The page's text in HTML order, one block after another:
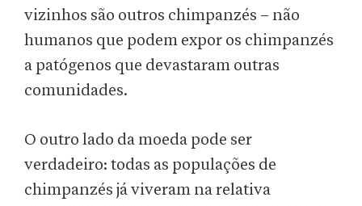
vizinhos são outros chimpanzés – não
humanos que podem expor os chimpanzés
a patógenos que devastaram outras
comunidades.
O outro lado da moeda pode ser
verdadeiro: todas as populações de
chimpanzés já viveram na relativa